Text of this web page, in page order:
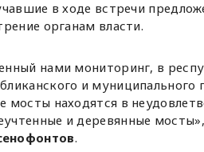
в ходе встречи
органам власти.
нами мониторинг, в
и муниципального
мосты находятся в
и деревянные
.